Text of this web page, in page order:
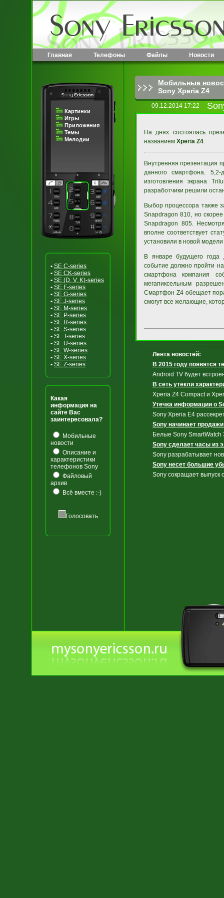
Главная Телефоны Файлы Новости
Картинки
Игры
Приложения
Темы
Мелодии
• SE C-series
• SE CK-series
• SE (D, V, K)-series
• SE F-series
• SE G-series
• SE J-series
• SE M-series
• SE P-series
• SE R-series
• SE S-series
• SE T-series
• SE U-series
• SE W-series
• SE X-series
• SE Z-series
Какая
информация на
сайте Вас
заинтересовала?
Мобильные
новости
Описание и
характеристики
телефонов Sony
Файловый
архив
Всё вместе :-)
Голосовать
Мобильные
Sony Xperia Z4
09.12.2014 17:22
На днях состоялась
названием Xperia Z4.
Внутренняя презентация
данного смартфона.
изготовления экрана
разработчики решили
Выбор процессора также
Snapdragon 810, но
Snapdragon 805.
вполне соответствует
установили в новой
В январе будущего года
событие должно пройти
смартфона компания
мегапиксельным
Смартфон Z4 обещает
смогут все желающие,
Лента новостей:
В 2015 году появятся
Android TV будет
В сеть утекли
Xperia Z4 Compact и
Утечка информации о
Sony Xperia E4
Sony начинает
Белые Sony SmartWatch
Sony сделает часы из
Sony разрабатывает
Sony несет большие
Sony сокращает выпуск